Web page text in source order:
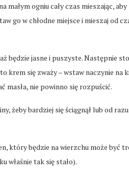
ogniu cały czas mieszając,
go w chłodne miejsce i mieszaj od
będzie jasne i puszyste. Następnie
krem się zważy – wstaw naczynie na
masła, nie powinno się rozpuścić.
żeby bardziej się ściągnął lub od
który będzie na wierzchu może być
właśnie tak się stało).